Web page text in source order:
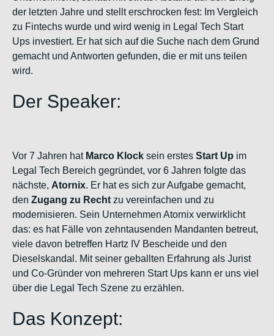
der letzten Jahre und stellt erschrocken fest: Im Vergleich
zu Fintechs wurde und wird wenig in Legal Tech Start
Ups investiert. Er hat sich auf die Suche nach dem Grund
gemacht und Antworten gefunden, die er mit uns teilen
wird.
Der Speaker:
Vor 7 Jahren hat Marco Klock sein erstes Start Up im
Legal Tech Bereich gegründet, vor 6 Jahren folgte das
nächste, Atornix. Er hat es sich zur Aufgabe gemacht,
den Zugang zu Recht zu vereinfachen und zu
modernisieren. Sein Unternehmen Atornix verwirklicht
das: es hat Fälle von zehntausenden Mandanten betreut,
viele davon betreffen Hartz IV Bescheide und den
Dieselskandal. Mit seiner geballten Erfahrung als Jurist
und Co-Gründer von mehreren Start Ups kann er uns viel
über die Legal Tech Szene zu erzählen.
Das Konzept: